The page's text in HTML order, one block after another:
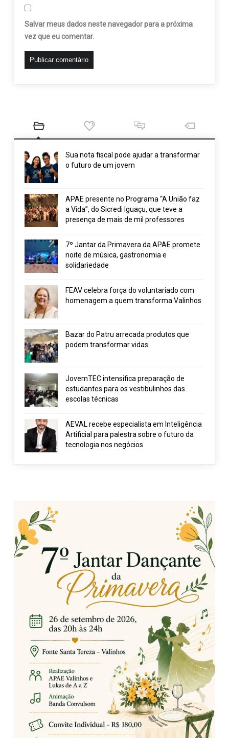
Salvar meus dados neste navegador para a próxima
vez que eu comentar.
Sua nota fiscal pode ajudar a transformar
o futuro de um jovem
APAE presente no Programa “A União faz
a Vida”, do Sicredi Iguaçu, que teve a
presença de mais de mil professores
7º Jantar da Primavera da APAE promete
noite de música, gastronomia e
solidariedade
FEAV celebra força do voluntariado com
homenagem a quem transforma Valinhos
Bazar do Patru arrecada produtos que
podem transformar vidas
JovemTEC intensifica preparação de
estudantes para os vestibulinhos das
escolas técnicas
AEVAL recebe especialista em Inteligência
Artificial para palestra sobre o futuro da
tecnologia nos negócios